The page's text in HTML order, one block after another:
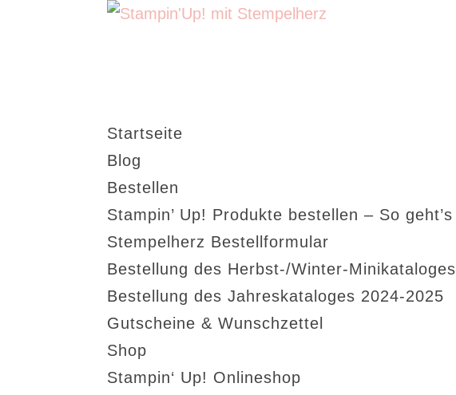
Startseite
Blog
Bestellen
Stampin’ Up! Produkte bestellen – So geht’s
Stempelherz Bestellformular
Bestellung des Herbst-/Winter-Minikataloges
Bestellung des Jahreskataloges 2024-2025
Gutscheine & Wunschzettel
Shop
Stampin‘ Up! Onlineshop